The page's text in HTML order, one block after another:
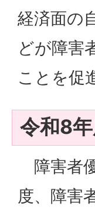
経済面の
どが障害
ことを促
令和8
障害者
度、障害